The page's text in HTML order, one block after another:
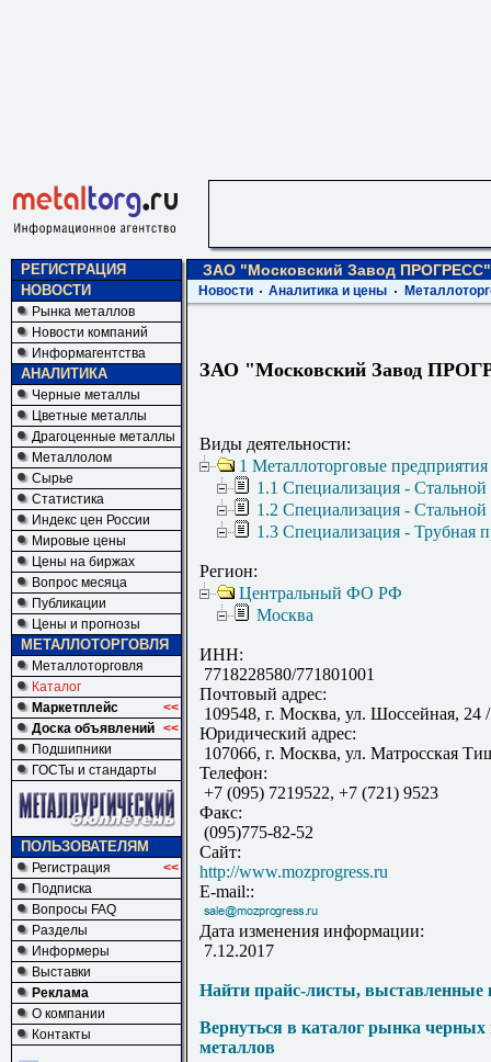
РЕГИСТРАЦИЯ
НОВОСТИ
Рынка металлов
Новости компаний
Информагентства
АНАЛИТИКА
Черные металлы
Цветные металлы
Драгоценные металлы
Металлолом
Сырье
Статистика
Индекс цен России
Мировые цены
Цены на биржах
Вопрос месяца
Публикации
Цены и прогнозы
МЕТАЛЛОТОРГОВЛЯ
Металлоторговля
Каталог
Маркетплейс
<<
Доска объявлений <<
Подшипники
ГОСТы и стандарты
ПОЛЬЗОВАТЕЛЯМ
Регистрация
<<
Подписка
Вопросы FAQ
Разделы
Информеры
Выставки
Реклама
О компании
Контакты
ЗАО "Московский Завод ПРОГРЕСС"
Новости Аналитика и цены
ЗАО "Московский Завод
Виды деятельности:
1 Металлоторговые
1.1 Специализация - Стальной
1.2 Специализация -
1.3 Специализация - Трубная
Регион:
Центральный ФО РФ
Москва
ИНН:
7718228580/771801001
Почтовый адрес:
109548, г. Москва, ул. Шоссейная, 24
Юридический адрес:
107066, г. Москва, ул. Матросская
Телефон:
+7 (095) 7219522, +7 (721) 9523
Факс:
(095)775-82-52
Сайт:
http://www.mozprogress.ru
E-mail::
Дата изменения информации:
7.12.2017
Найти прайс-листы, выставленные
Вернуться в каталог рынка
металлов